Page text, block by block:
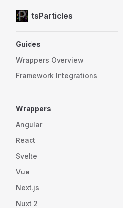
Skip to content
tsParticles
Guides
Wrappers Overview
Framework Integrations
Wrappers
Angular
React
Svelte
Vue
Next.js
Nuxt 2